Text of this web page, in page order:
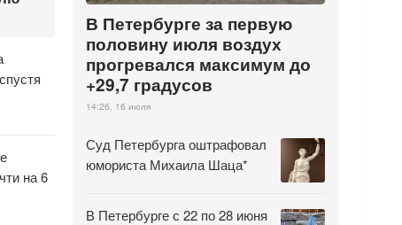
на 6
В Петербурге за первую
половину июля воздух
прогревался максимум до
+29,7 градусов
14:26, 16 июля
Суд Петербурга оштрафовал
юмориста Михаила Шаца*
В Петербурге с 22 по 28 июня